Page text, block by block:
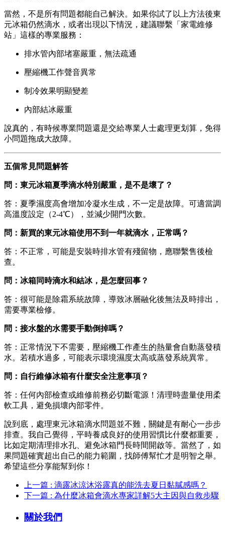
當然，不是所有問題都能自己解決。如果你試了以上方法後東
元冰箱仍然滴水，或者出現以下情況，建議聯繫「家電維修
站」這樣的專業服務：
排水管內部堵塞嚴重，無法疏通
壓縮機工作聲音異常
制冷效果明顯變差
內部結冰嚴重
說真的，有時候專業問題還是交給專業人士處理更划算，免得
小問題拖成大故障。
五個常見問題解答
問：東元冰箱夏季滴水特別嚴重，是不是壞了？
答：夏季濕度高會增加冷凝水生成，不一定是故障。可適當調
高溫度設定（2-4℃），並減少開門次數。
問：新買的東元冰箱使用不到一年就滴水，正常嗎？
答：不正常，可能是安裝時排水管有殘留物，應聯繫售後檢
查。
問：冰箱同時滴水和結冰，是怎麼回事？
答：很可能是除霜系統故障，導致冰層融化後無法及時排出，
需要專業檢修。
問：接水盤的水需要手動倒掉嗎？
答：正常情況下不需要，壓縮機工作產生的熱量會自動蒸發積
水。若積水過多，可能表示環境濕度太高或蒸發系統異常。
問：自行維修冰箱有什麼安全注意事項？
答：任何內部檢查或維修前務必切斷電源！清理時盡量使用柔
軟工具，避免損壞內部零件。
說到底，處理東元冰箱滴水問題並不難，關鍵是有耐心一步步
排查。我自己覺得，平時養成良好的使用習慣比什麼都重要，
比如定期清理排水孔、避免冰箱門長時間開啟等。當然了，如
果問題確實超出自己的能力範圍，找師傅幫忙才是明智之舉。
希望這些分享能幫到你！
上一篇 : 滴露冰涼沐浴露真的能洗去夏日黏膩感嗎？
下一篇 : 為什麼冰箱會滴水專家詳解5大主因與自救步驟
關於我們